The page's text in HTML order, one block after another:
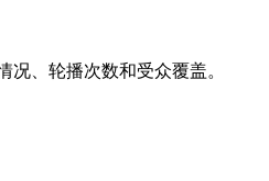
况、轮播次数和受众覆盖。